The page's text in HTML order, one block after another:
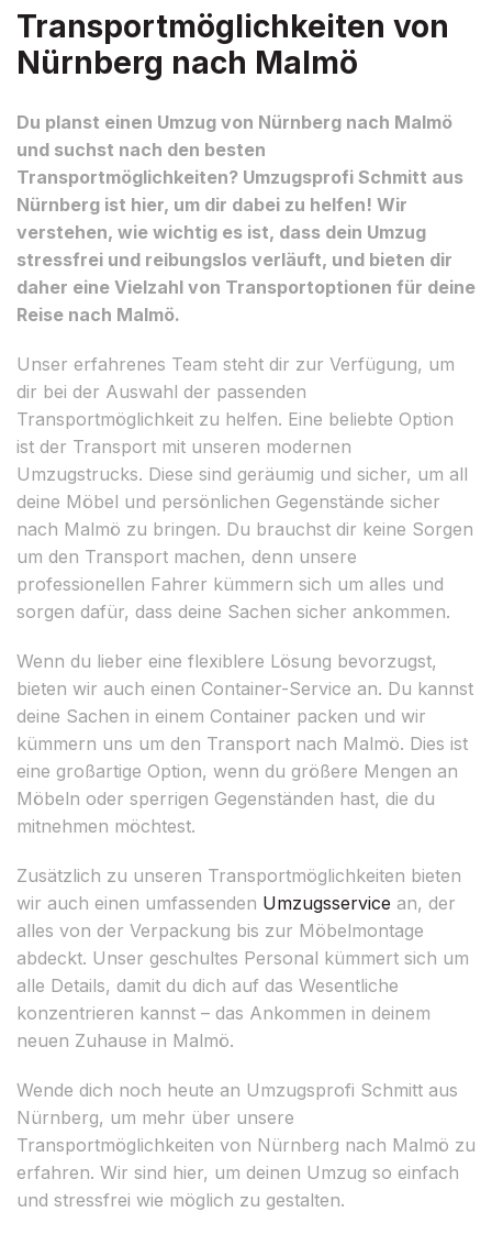
Transportmöglichkeiten von
Nürnberg nach Malmö
Du planst einen Umzug von Nürnberg nach Malmö
und suchst nach den besten
Transportmöglichkeiten? Umzugsprofi Schmitt aus
Nürnberg ist hier, um dir dabei zu helfen! Wir
verstehen, wie wichtig es ist, dass dein Umzug
stressfrei und reibungslos verläuft, und bieten dir
daher eine Vielzahl von Transportoptionen für deine
Reise nach Malmö.
Unser erfahrenes Team steht dir zur Verfügung, um
dir bei der Auswahl der passenden
Transportmöglichkeit zu helfen. Eine beliebte Option
ist der Transport mit unseren modernen
Umzugstrucks. Diese sind geräumig und sicher, um all
deine Möbel und persönlichen Gegenstände sicher
nach Malmö zu bringen. Du brauchst dir keine Sorgen
um den Transport machen, denn unsere
professionellen Fahrer kümmern sich um alles und
sorgen dafür, dass deine Sachen sicher ankommen.
Wenn du lieber eine flexiblere Lösung bevorzugst,
bieten wir auch einen Container-Service an. Du kannst
deine Sachen in einem Container packen und wir
kümmern uns um den Transport nach Malmö. Dies ist
eine großartige Option, wenn du größere Mengen an
Möbeln oder sperrigen Gegenständen hast, die du
mitnehmen möchtest.
Zusätzlich zu unseren Transportmöglichkeiten bieten
wir auch einen umfassenden Umzugsservice an, der
alles von der Verpackung bis zur Möbelmontage
abdeckt. Unser geschultes Personal kümmert sich um
alle Details, damit du dich auf das Wesentliche
konzentrieren kannst – das Ankommen in deinem
neuen Zuhause in Malmö.
Wende dich noch heute an Umzugsprofi Schmitt aus
Nürnberg, um mehr über unsere
Transportmöglichkeiten von Nürnberg nach Malmö zu
erfahren. Wir sind hier, um deinen Umzug so einfach
und stressfrei wie möglich zu gestalten.